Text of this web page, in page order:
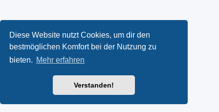
Diese Website nutzt Cookies, um dir den
bestmöglichen Komfort bei der Nutzung zu
bieten. Mehr erfahren
Verstanden!